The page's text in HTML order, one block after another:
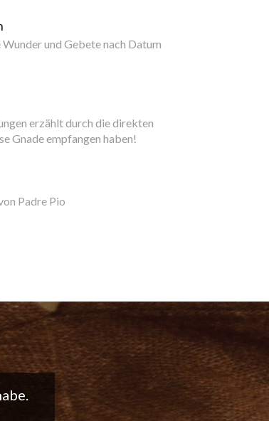
und Gebete nach Datum
erzählt durch die direkten
Gnade empfangen haben!
Padre Pio